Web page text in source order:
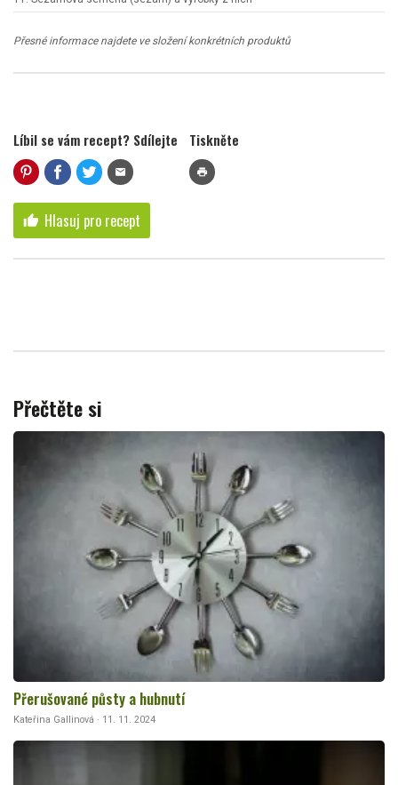
Přesné informace najdete ve složení konkrétních produktů
Líbil se vám recept? Sdílejte
mail
Tiskněte
print
thumb_up Hlasuj pro recept
Přečtěte si
Přerušované půsty a hubnutí
Kateřina Gallinová · 11. 11. 2024